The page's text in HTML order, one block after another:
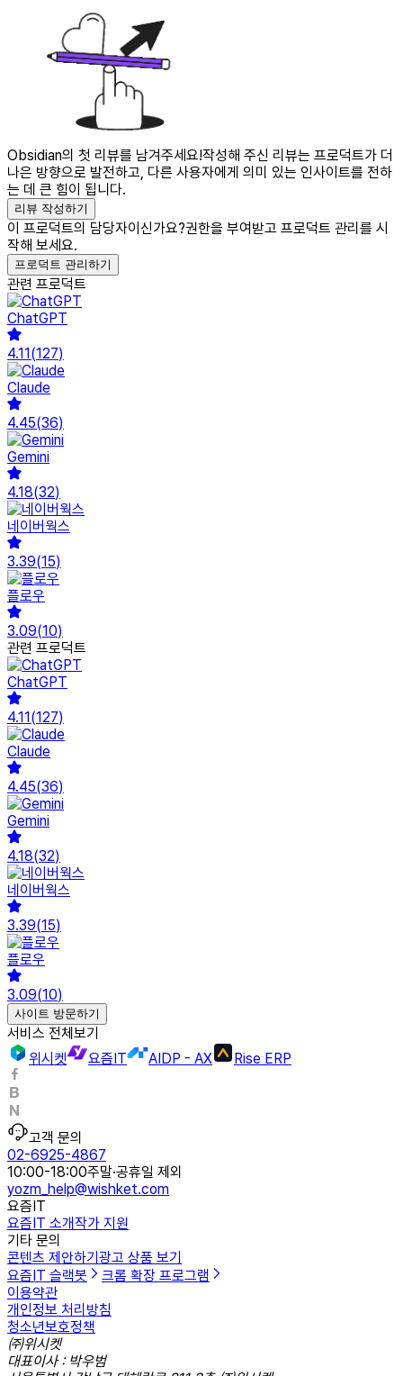
Obsidian의 첫 리뷰를 남겨주세요!작성해 주신 리뷰는 프로덕트가 더
나은 방향으로 발전하고, 다른 사용자에게 의미 있는 인사이트를 전하
는 데 큰 힘이 됩니다.
리뷰 작성하기
이 프로덕트의 담당자이신가요?권한을 부여받고 프로덕트 관리를 시
작해 보세요.
프로덕트 관리하기
관련 프로덕트
ChatGPT
4.11(127)
Claude
4.45(36)
Gemini
4.18(32)
네이버웍스
3.39(15)
플로우
3.09(10)
관련 프로덕트
ChatGPT
4.11(127)
Claude
4.45(36)
Gemini
4.18(32)
네이버웍스
3.39(15)
플로우
3.09(10)
사이트 방문하기
서비스 전체보기
위시켓
요즘IT AIDP - AX Rise ERP
고객 문의
02-6925-4867
10:00-18:00주말·공휴일 제외
yozm_help@wishket.com
요즘IT
요즘IT 소개작가 지원
기타 문의
콘텐츠 제안하기광고 상품 보기
요즘IT 슬랙봇
크롬 확장 프로그램
이용약관
개인정보 처리방침
청소년보호정책
㈜위시켓
대표이사 : 박우범